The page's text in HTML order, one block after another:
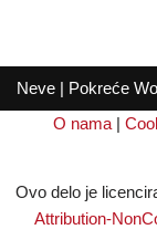
Neve | Pokreće
O nama |
Ovo delo je
Attribution-